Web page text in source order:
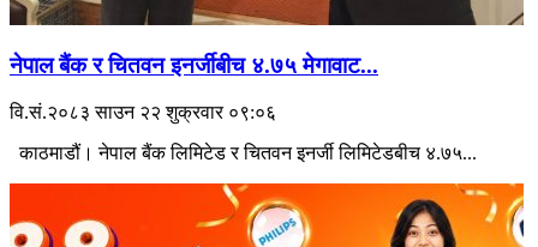
नेपाल बैंक र चितवन इनर्जीबीच ४.७५ मेगावाट...
वि.सं.२०८३ साउन २२ शुक्रवार ०९:०६
काठमाडौं। नेपाल बैंक लिमिटेड र चितवन इनर्जी लिमिटेडबीच ४.७५...